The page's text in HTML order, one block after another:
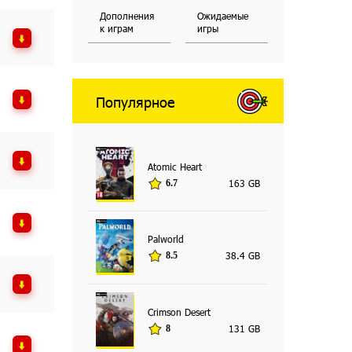
Дополнения
к играм
Ожидаемые
игры
Популярное
Atomic Heart
6.7 163 GB
Palworld
8.5 38.4 GB
Crimson Desert
8 131 GB